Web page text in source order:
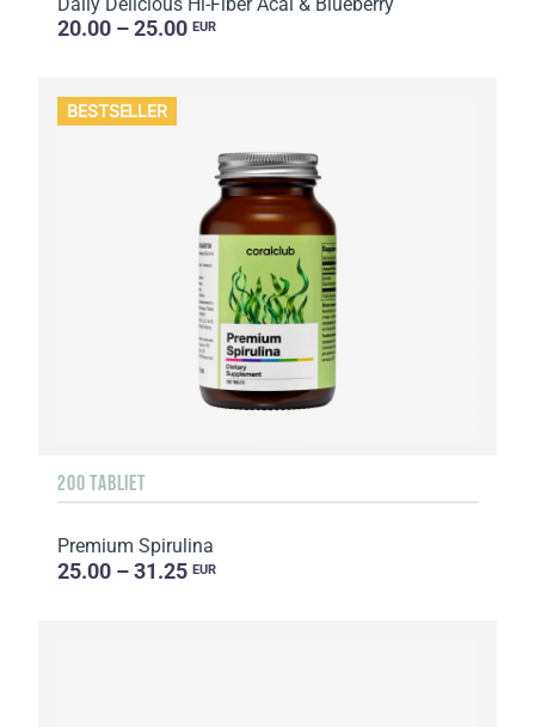
20.00 – 25.00 EUR
BESTSELLER
200 TABLIET
Premium Spirulina
25.00 – 31.25 EUR